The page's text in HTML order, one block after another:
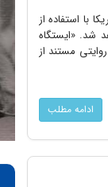
با استفاده از
و در آستانه‌ی سالگرد ۱۳ آبان منتشر خواهد شد. «ایستگاه
روانه بازار نشر شده و به روایتی مستند از
ادامه مطلب